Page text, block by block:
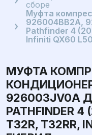
сборе
Муфта
926004BB2A,
Pathfinder 4
Infiniti QX60
МУФТА
926003JV0A
PATHFINDER
T32R, T32RR,